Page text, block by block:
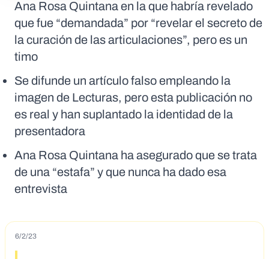
Ana Rosa Quintana en la que habría revelado
que fue “demandada” por “revelar el secreto de
la curación de las articulaciones”, pero es un
timo
Se difunde un artículo falso empleando la
imagen de Lecturas, pero esta publicación no
es real y han suplantado la identidad de la
presentadora
Ana Rosa Quintana ha asegurado que se trata
de una “estafa” y que nunca ha dado esa
entrevista
6/2/23